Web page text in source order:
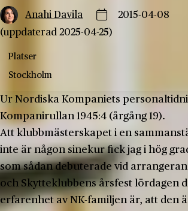
Anahi Davila
2015-04-08
(uppdaterad 2025-04-25)
Platser
Stockholm
Ur Nordiska Kompaniets
Kompanirullan 1945:4 (årgång 19).
Att klubbmästerskapet i en
inte är någon sinekur fick jag i hög
som sådan de­buterade vid
och Skytteklubbens års­fest lördagen
erfarenhet av NK-familjen är, att den